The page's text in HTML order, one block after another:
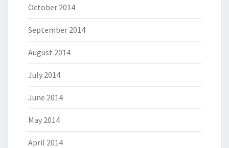
October 2014
September 2014
August 2014
July 2014
June 2014
May 2014
April 2014